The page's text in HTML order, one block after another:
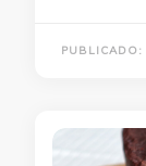
PUBLICADO: